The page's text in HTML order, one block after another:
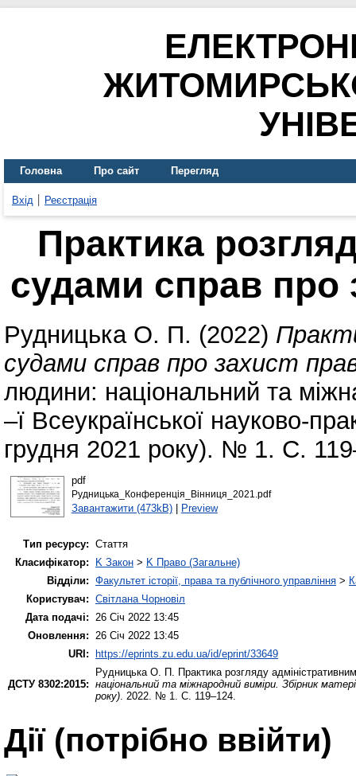
Головна Про сайт Перегляд
Вхід Реєстрація
Практика
судами справ про
Рудницька О. П. (2022)
судами справ про захист
людини: національний та
–ї Всеукраїнської науково-
грудня 2021 року). № 1. С.
pdf
Рудницька_Конференція_Вінниця_2021.pdf
Завантажити (473kB)| Preview
Тип ресурсу: Стаття
Класифікатор:
K Закон > K Право (Загальне)
Відділи: Факультет історії, права та публічного управління >
Користувач: Світлана Чорновіл
Дата подачі: 26 Січ 2022 13:45
Оновлення: 26 Січ 2022 13:45
URI:
https://eprints.zu.edu.ua/id/eprint/33649
ДСТУ 8302:2015:
Рудницька О. П. Практика розгляду
національний та міжнародний виміри. Збірник
року). 2022. № 1. С. 119–124.
Дії ​​(потрібно ввійти)